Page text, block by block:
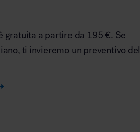
gratuita a partire da 195 €. Se
ti invieremo un preventivo del